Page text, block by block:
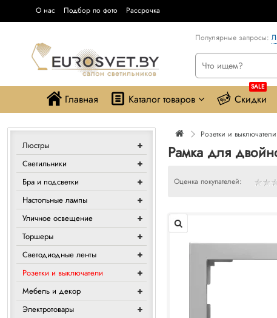
О нас Подбор по фото Рассрочка
Популярные запросы:
Главная Каталог товаров
SALE
Скидки
Люстры
Светильники
Бра и подсветки
Настольные лампы
Уличное освещение
Торшеры
Светодиодные ленты
Розетки и выключатели
Мебель и декор
Электротовары
Розетки и выключатели
Рамка для
Оценка покупателей: